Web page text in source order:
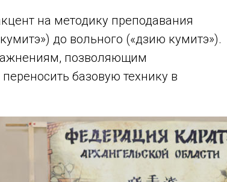
на методику преподавания
до вольного («дзию кумитэ»).
позволяющим
базовую технику в